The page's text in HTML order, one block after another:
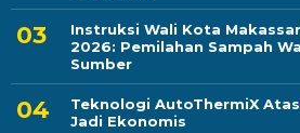
Instruksi Wali Kota
2026: Pemilahan Sampah
Sumber
Teknologi AutoThermiX
Jadi Ekonomis